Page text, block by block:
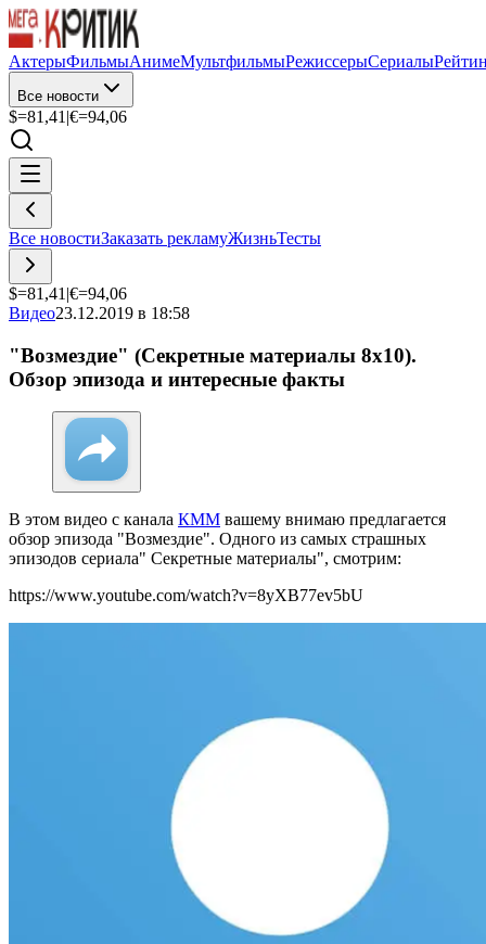
АктерыФильмыАнимеМультфильмыРежиссерыСериалы
Все новости
$=81,41 |€=94,06
Все новостиЗаказать рекламуЖизньТесты
$=81,41 |€=94,06
Видео23.12.2019 в 18:58
"Возмездие" (Секретные материалы 8х10).
Обзор эпизода и интересные факты
В этом видео с канала КММ вашему внимаю предлагается
обзор эпизода "Возмездие". Одного из самых страшных
эпизодов сериала" Секретные материалы", смотрим:
https://www.youtube.com/watch?v=8yXB77ev5bU